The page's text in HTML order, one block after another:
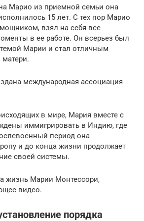
Марио из приемной семьи она
15 лет. С тех пор Марио
взял на себя все
в ее работе. Он всерьез был
Марии и стал отличным
международная ассоциация
в мире, Мария вместе с
иммигрировать в Индию, где
период она
и до конца жизни продолжает
своей системы.
жизнь Марии Монтессори,
видео.
порядка